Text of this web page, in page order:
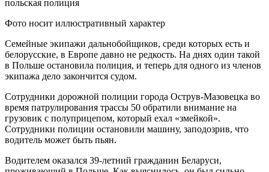
Фото носит иллюстративный характер
Семейные экипажи дальнобойщиков, среди которых есть и
белорусские, в Европе давно не редкость. На днях один такой
в Польше остановила полиция, и теперь для одного из членов
экипажа дело закончится судом.
Сотрудники дорожной полиции города Острув-Мазовецка во
время патрулирования трассы 50 обратили внимание на
грузовик с полуприцепом, который ехал «змейкой».
Сотрудники полиции остановили машину, заподозрив, что
водитель может быть пьян.
Водителем оказался 39-летний гражданин Беларуси,